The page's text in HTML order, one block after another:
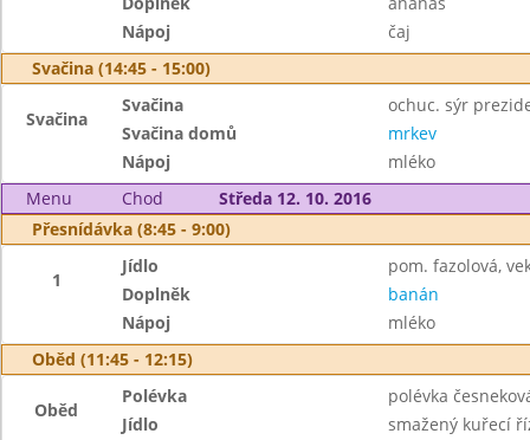
Nápoj
čaj
Svačina (14:45 - 15:00)
Svačina
Svačina
ochuc. sýr
Svačina domů
mrkev
Nápoj
mléko
Menu
Chod
Středa 12. 10. 2016
Přesnídávka (8:45 - 9:00)
1
Jídlo
pom. fazolová,
Doplněk
banán
Nápoj
mléko
Oběd (11:45 - 12:15)
Oběd
Polévka
polévka
Jídlo
smažený kuřecí